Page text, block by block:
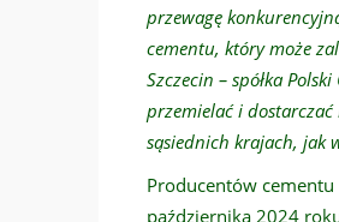
przewagę
cementu, który może
Szczecin – spółka
przemielać i dostarczać
sąsiednich krajach, jak
Producentów
października 2024